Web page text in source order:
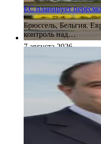
7 августа 2026
ЕС планирует
Брюссель, Бельгия.
контроль над…